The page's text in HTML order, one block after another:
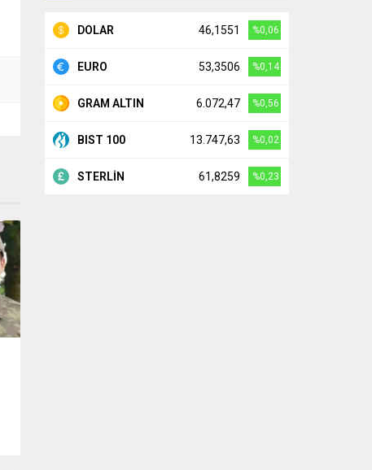
DOLAR 46,1551 %0,06
EURO 53,3506 %0,14
GRAM ALTIN 6.072,47 %0,56
BIST 100 13.747,63 %0,02
STERLİN 61,8259 %0,23